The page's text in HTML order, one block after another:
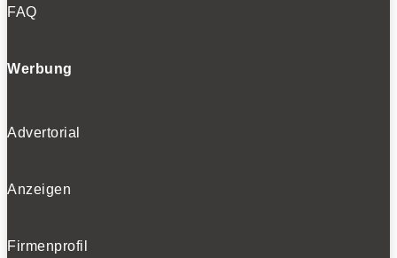
FAQ
Werbung
Advertorial
Anzeigen
Firmenprofil